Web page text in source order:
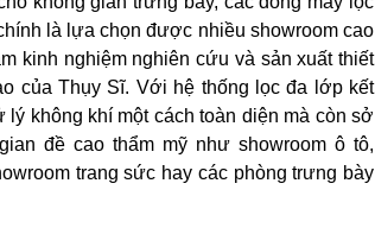
là lựa chọn được nhiều showroom cao
kinh nghiệm nghiên cứu và sản xuất thiết
của Thụy Sĩ. Với hệ thống lọc đa lớp kết
không khí một cách toàn diện mà còn sở
đề cao thẩm mỹ như showroom ô tô,
trang sức hay các phòng trưng bày